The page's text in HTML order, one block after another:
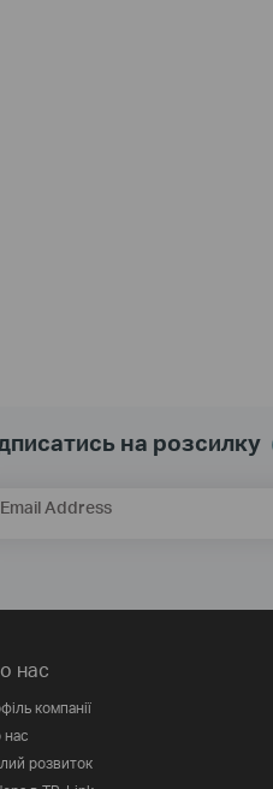
на розсилку
Email Address
нас
компанії
нас
розвиток